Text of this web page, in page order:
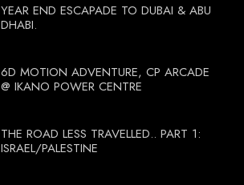
YEAR END ESCAPADE TO DUBAI & ABU
DHABI.
6D MOTION ADVENTURE, CP ARCADE
@ IKANO POWER CENTRE
THE ROAD LESS TRAVELLED.. PART 1:
ISRAEL/PALESTINE